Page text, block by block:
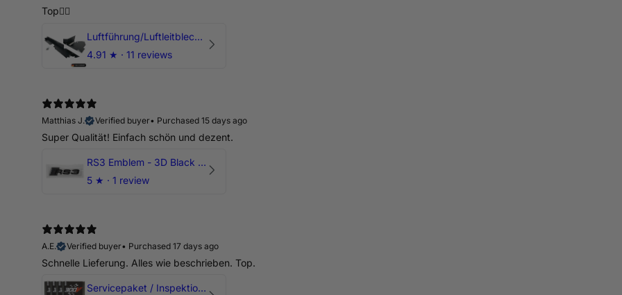
Top👍🏼
Luftführung/Luftleitblech 5" 125mm offene Ansaugung HPerformance
4.91 ★ · 11 reviews
Matthias J.
Verified buyer• Purchased 15 days ago
Super Qualität! Einfach schön und dezent.
RS3 Emblem - 3D Black Edition - Schwarz/Schwarz Logo Modellschriftzug
5 ★ · 1 review
A.E.
Verified buyer• Purchased 17 days ago
Schnelle Lieferung. Alles wie beschrieben. Top.
Servicepaket / Inspektionspaket 1 mit Motul 300V 5W40 - 5W50 für alle 2.5 TFSI Modelle